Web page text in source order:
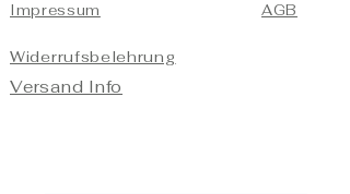
Impressum
Widerrufsbelehrung
Versand Info
AGB